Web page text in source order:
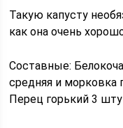
Такую капусту
как она очень
Составные:
средняя и морковка
Перец горький 3